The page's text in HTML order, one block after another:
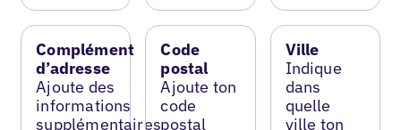
Complément
d’adresse
Ajoute des
informations
supplémentaires
Code
postal
Ajoute ton
code
postal
Ville
Indique
dans
quelle
ville ton